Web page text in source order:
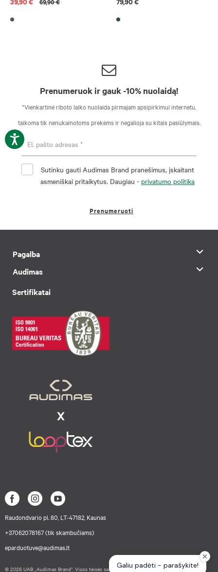
Prenumeruok ir gauk -10% nuolaidą!
*Vienkartinė riboto laiko nuolaida pirmajam apsipirkimui internetu,
taikoma tik nenukainotoms prekėms ir negalioja su kitais pasiūlymais.
Sutinku gauti Audimas Brand pranešimus, įskaitant
asmeniškai pritaikytus. Daugiau - privatumo politika
Prenumeruoti
Pagalba
Audimas
Sertifikatai
Raudondvario pl. 80, LT-47182, Kaunas
+37062078167 (tik skambučiams)
eparduotuve@audimas.lt
© 2026 UAB „Audimas Brand“. Visos teisės saugomos.